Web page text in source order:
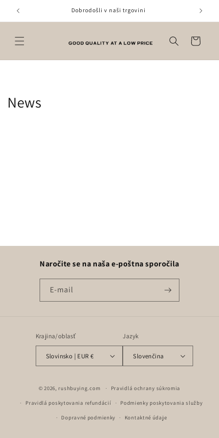
na
Dobrodošli v naši trgovini
Košík
News
Naročite se na naša e-poštna sporočila
E-mail
Krajina/oblasť
Slovinsko | EUR €
Jazyk
Slovenčina
platby
© 2026, rushbuying.com Pravidlá ochrany súkromia
Pravidlá poskytovania refundácií Podmienky poskytovania služby
Dopravné podmienky Kontaktné údaje